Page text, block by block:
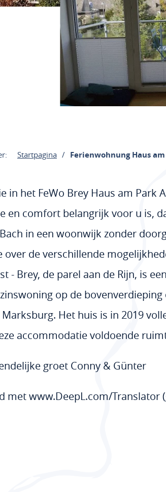
Startpagina Ferienwohnung Haus
in het FeWo Brey Haus am
en comfort belangrijk voor u is,
in een woonwijk zonder
over de verschillende
- Brey, de parel aan de Rijn, is
op de
Het huis is in 2019
accommodatie voldoende
groet Conny & Günter
met www.DeepL.com/Translator